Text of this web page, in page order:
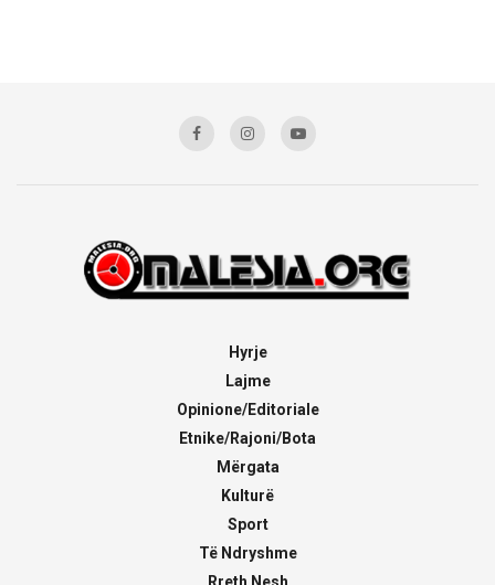
Hyrje
Lajme
Opinione/Editoriale
Etnike/Rajoni/Bota
Mërgata
Kulturë
Sport
Të Ndryshme
Rreth Nesh